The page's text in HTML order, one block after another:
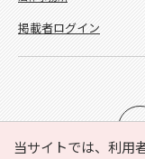
当サイトでは、利用
掲載者ログイン